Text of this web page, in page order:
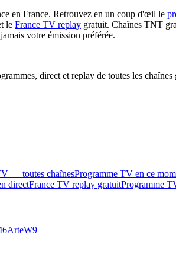
en France. Retrouvez en un coup d'œil le
le France TV replay gratuit. Chaînes TNT
votre émission préférée.
direct et replay de toutes les chaînes
— toutes chaînesProgramme TV en ce
directFrance TV replay gratuitProgramme
ArteW9